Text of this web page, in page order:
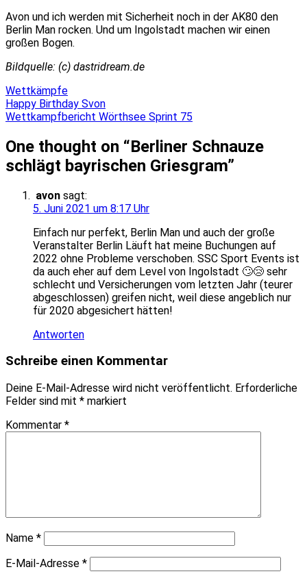
Avon und ich werden mit Sicherheit noch in der AK80 den
Berlin Man rocken. Und um Ingolstadt machen wir einen
großen Bogen.
Bildquelle: (c) dastridream.de
Wettkämpfe
Beitragsnavigation
Happy Birthday Svon
Wettkampfbericht Wörthsee Sprint 75
One thought on “Berliner Schnauze
schlägt bayrischen Griesgram”
avon sagt:
5. Juni 2021 um 8:17 Uhr
Einfach nur perfekt, Berlin Man und auch der große
Veranstalter Berlin Läuft hat meine Buchungen auf
2022 ohne Probleme verschoben. SSC Sport Events ist
da auch eher auf dem Level von Ingolstadt 🙄😢 sehr
schlecht und Versicherungen vom letzten Jahr (teurer
abgeschlossen) greifen nicht, weil diese angeblich nur
für 2020 abgesichert hätten!
Antworten
Schreibe einen Kommentar
Deine E-Mail-Adresse wird nicht veröffentlicht. Erforderliche
Felder sind mit * markiert
Kommentar *
Name *
E-Mail-Adresse *